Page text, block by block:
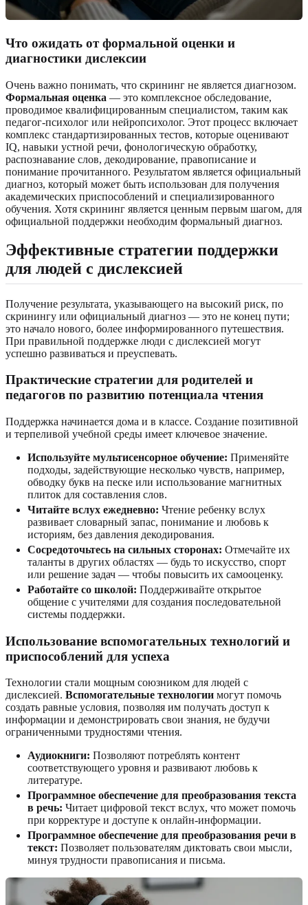
Что ожидать от формальной оценки и
диагностики дислексии
Очень важно понимать, что скрининг не является диагнозом.
Формальная оценка — это комплексное обследование,
проводимое квалифицированным специалистом, таким как
педагог-психолог или нейропсихолог. Этот процесс включает
комплекс стандартизированных тестов, которые оценивают
IQ, навыки устной речи, фонологическую обработку,
распознавание слов, декодирование, правописание и
понимание прочитанного. Результатом является официальный
диагноз, который может быть использован для получения
академических приспособлений и специализированного
обучения. Хотя скрининг является ценным первым шагом, для
официальной поддержки необходим формальный диагноз.
Эффективные стратегии поддержки
для людей с дислексией
Получение результата, указывающего на высокий риск, по
скринингу или официальный диагноз — это не конец пути;
это начало нового, более информированного путешествия.
При правильной поддержке люди с дислексией могут
успешно развиваться и преуспевать.
Практические стратегии для родителей и
педагогов по развитию потенциала чтения
Поддержка начинается дома и в классе. Создание позитивной
и терпеливой учебной среды имеет ключевое значение.
Используйте мультисенсорное обучение: Применяйте
подходы, задействующие несколько чувств, например,
обводку букв на песке или использование магнитных
плиток для составления слов.
Читайте вслух ежедневно: Чтение ребенку вслух
развивает словарный запас, понимание и любовь к
историям, без давления декодирования.
Сосредоточьтесь на сильных сторонах: Отмечайте их
таланты в других областях — будь то искусство, спорт
или решение задач — чтобы повысить их самооценку.
Работайте со школой: Поддерживайте открытое
общение с учителями для создания последовательной
системы поддержки.
Использование вспомогательных технологий и
приспособлений для успеха
Технологии стали мощным союзником для людей с
дислексией. Вспомогательные технологии могут помочь
создать равные условия, позволяя им получать доступ к
информации и демонстрировать свои знания, не будучи
ограниченными трудностями чтения.
Аудиокниги: Позволяют потреблять контент
соответствующего уровня и развивают любовь к
литературе.
Программное обеспечение для преобразования текста
в речь: Читает цифровой текст вслух, что может помочь
при корректуре и доступе к онлайн-информации.
Программное обеспечение для преобразования речи в
текст: Позволяет пользователям диктовать свои мысли,
минуя трудности правописания и письма.